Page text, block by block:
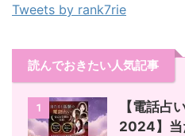
Tweets by rank7rie
読んでおきたい人気記事
1
【電話占
2024】当